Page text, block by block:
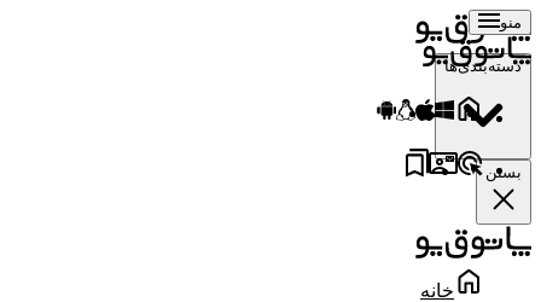
منو
دسته‌بندی‌ها
بستن
خانه